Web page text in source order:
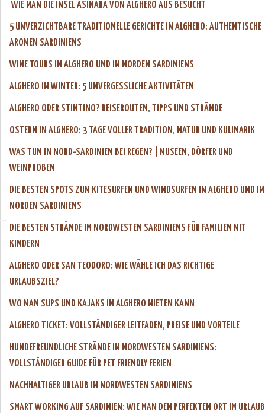
WIE MAN DIE INSEL ASINARA VON ALGHERO AUS BESUCHT
5 UNVERZICHTBARE TRADITIONELLE GERICHTE IN ALGHERO: AUTHENTISCHE
AROMEN SARDINIENS
WINE TOURS IN ALGHERO UND IM NORDEN SARDINIENS
ALGHERO IM WINTER: 5 UNVERGESSLICHE AKTIVITÄTEN
ALGHERO ODER STINTINO? REISEROUTEN, TIPPS UND STRÄNDE
OSTERN IN ALGHERO: 3 TAGE VOLLER TRADITION, NATUR UND KULINARIK
WAS TUN IN NORD-SARDINIEN BEI REGEN? | MUSEEN, DÖRFER UND
WEINPROBEN
DIE BESTEN SPOTS ZUM KITESURFEN UND WINDSURFEN IN ALGHERO UND IM
NORDEN SARDINIENS
DIE BESTEN STRÄNDE IM NORDWESTEN SARDINIENS FÜR FAMILIEN MIT
KINDERN
ALGHERO ODER SAN TEODORO: WIE WÄHLE ICH DAS RICHTIGE
URLAUBSZIEL?
WO MAN SUPS UND KAJAKS IN ALGHERO MIETEN KANN
ALGHERO TICKET: VOLLSTÄNDIGER LEITFADEN, PREISE UND VORTEILE
HUNDEFREUNDLICHE STRÄNDE IM NORDWESTEN SARDINIENS:
VOLLSTÄNDIGER GUIDE FÜR PET FRIENDLY FERIEN
NACHHALTIGER URLAUB IM NORDWESTEN SARDINIENS
SMART WORKING AUF SARDINIEN: WIE MAN DEN PERFEKTEN ORT IM URLAUB